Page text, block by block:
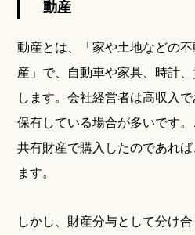
動産
動産とは、「家や土地などの
産」で、自動車や家具、時計
します。会社経営者は高収入
保有している場合が多いです
共有財産で購入したのであれ
ます。
しかし、財産分与として分け